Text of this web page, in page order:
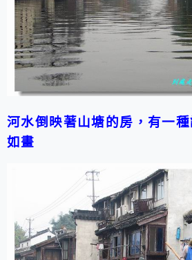
河水倒映著山塘的房，有一
如畫